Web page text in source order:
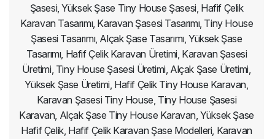
Şasesi, Yüksek Şase Tiny House Şasesi, Hafif Çelik
Karavan Tasarımı, Karavan Şasesi Tasarımı, Tiny House
Şasesi Tasarımı, Alçak Şase Tasarımı, Yüksek Şase
Tasarımı, Hafif Çelik Karavan Üretimi, Karavan Şasesi
Üretimi, Tiny House Şasesi Üretimi, Alçak Şase Üretimi,
Yüksek Şase Üretimi, Hafif Çelik Tiny House Karavan,
Karavan Şasesi Tiny House, Tiny House Şasesi
Karavan, Alçak Şase Tiny House Karavan, Yüksek Şase
Hafif Çelik, Hafif Çelik Karavan Şase Modelleri, Karavan